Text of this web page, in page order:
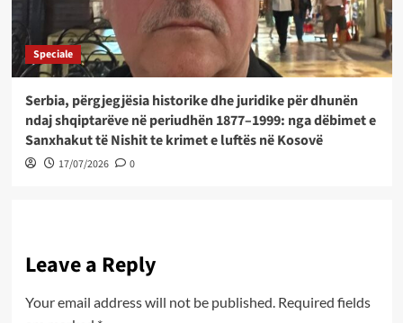
Speciale
Serbia, përgjegjësia historike dhe juridike për dhunën
ndaj shqiptarëve në periudhën 1877–1999: nga dëbimet e
Sanxhakut të Nishit te krimet e luftës në Kosovë
17/07/2026 0
Leave a Reply
Your email address will not be published. Required fields